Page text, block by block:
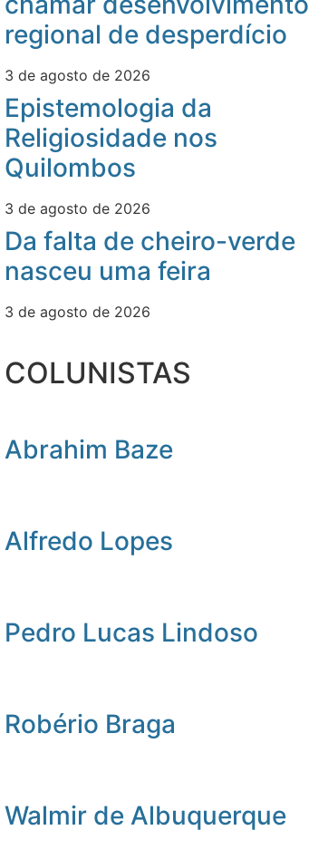
regional de desperdício
3 de agosto de 2026
Epistemologia da
Religiosidade nos
Quilombos
3 de agosto de 2026
Da falta de cheiro-verde
nasceu uma feira
3 de agosto de 2026
COLUNISTAS
Abrahim Baze
Alfredo Lopes
Pedro Lucas Lindoso
Robério Braga
Walmir de Albuquerque